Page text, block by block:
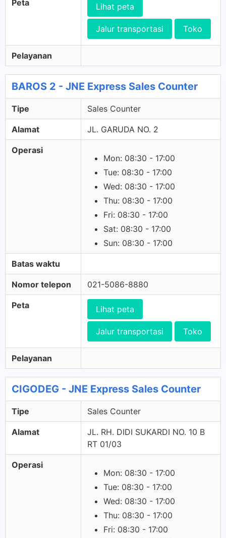
Peta Lihat peta
Jalur transportasi Toko
Pelayanan
BAROS 2 - JNE Express Sales Counter
Tipe Sales Counter
Alamat JL. GARUDA NO. 2
Operasi
Mon: 08:30 - 17:00
Tue: 08:30 - 17:00
Wed: 08:30 - 17:00
Thu: 08:30 - 17:00
Fri: 08:30 - 17:00
Sat: 08:30 - 17:00
Sun: 08:30 - 17:00
Batas waktu
Nomor telepon 021-5086-8880
Peta Lihat peta
Jalur transportasi Toko
Pelayanan
CIGODEG - JNE Express Sales Counter
Tipe Sales Counter
Alamat
JL. RH. DIDI SUKARDI NO. 10 B
RT 01/03
Operasi
Mon: 08:30 - 17:00
Tue: 08:30 - 17:00
Wed: 08:30 - 17:00
Thu: 08:30 - 17:00
Fri: 08:30 - 17:00